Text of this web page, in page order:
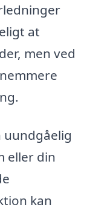
at
men ved
uundgåelig
eller din
kan